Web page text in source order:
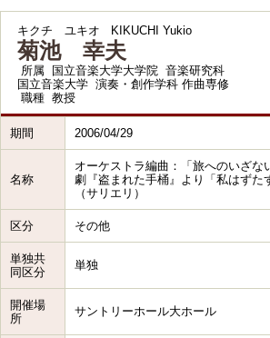
キクチ ユキオ KIKUCHI Yukio
菊池 幸夫
所属
国立音楽大学大学院 音楽研究科
国立音楽大学 演奏・創作学科 作曲専修
職種 教授
期間 2006/04/29
名称
オーケストラ編曲：「旅へのいざな
劇『盗まれた手桶』より「私はずた
（サリエリ）
区分 その他
単独共
同区分
単独
開催場
所
サントリーホール大ホール